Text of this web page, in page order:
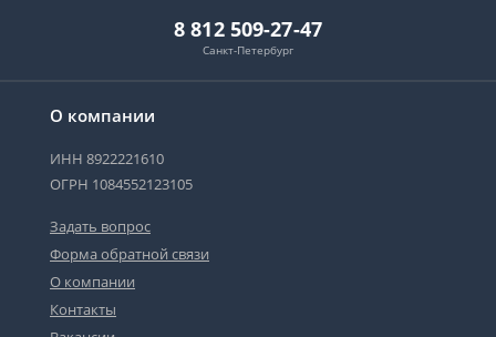
О компании
ИНН 8922221610
ОГРН 1084552123105
Задать вопрос
Форма обратной связи
О компании
Контакты
8 812 509-27-47
Санкт-Петербург